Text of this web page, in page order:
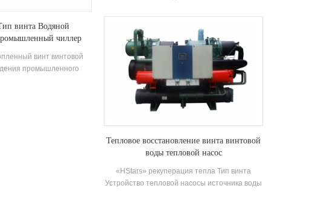
винта Водяной
чиллер
винт винтовой
промышленного
эффективность двойной винт компрессор,
саморазвиванное и изготовлено высокая
эффективность Затопленный тип
испарителя, R22, R134A Хладагент,
энергоэффективность до 6,7. Температура
выхода горячей воды 50 ° C Блок
рекуперации тепла может быть настроен в
соответствии с требованиями клиента
стандартных Технические характеристики.
Тепловое восстановление винта винтовой
воды тепловой насос
«HStars» рекуперация тепла Тип винта
Устройство тепловой насосы источника воды